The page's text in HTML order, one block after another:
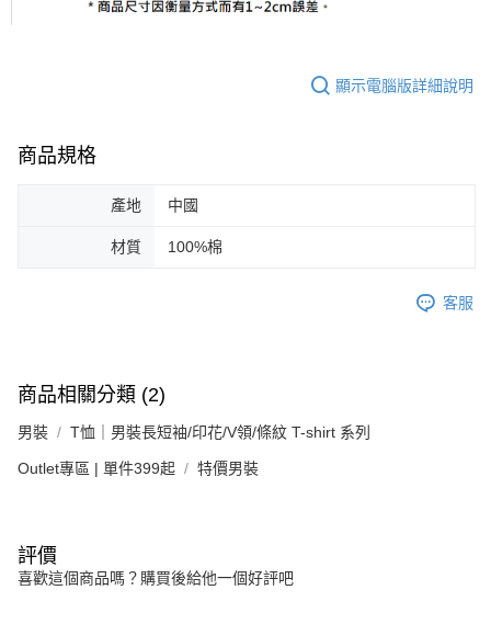
顯示電腦版詳細說明
商品規格
產地 中國
材質 100%棉
客服
商品相關分類 (2)
男裝 T恤｜男裝長短袖/印花/V領/條紋 T-shirt 系列
Outlet專區 | 單件399起 特價男裝
評價
喜歡這個商品嗎？購買後給他一個好評吧